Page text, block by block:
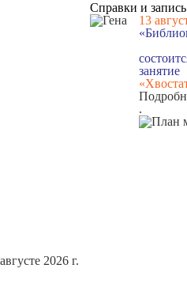
Справки и
13
занятие
.
августе 2026 г.